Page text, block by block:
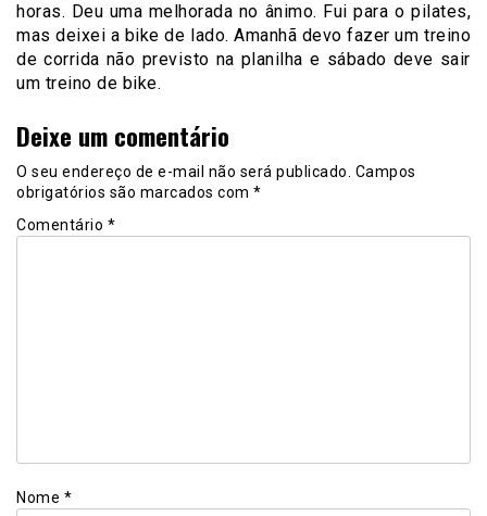
horas. Deu uma melhorada no ânimo. Fui para o pilates,
mas deixei a bike de lado. Amanhã devo fazer um treino
de corrida não previsto na planilha e sábado deve sair
um treino de bike.
Deixe um comentário
O seu endereço de e-mail não será publicado. Campos
obrigatórios são marcados com *
Comentário *
Nome *